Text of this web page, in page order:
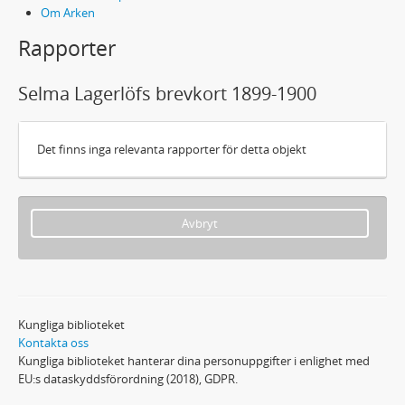
Om Arken
Rapporter
Selma Lagerlöfs brevkort 1899-1900
Det finns inga relevanta rapporter för detta objekt
Avbryt
Kungliga biblioteket
Kontakta oss
Kungliga biblioteket hanterar dina personuppgifter i enlighet med
EU:s dataskyddsförordning (2018), GDPR.